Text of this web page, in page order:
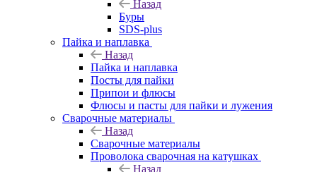
Назад
Буры
SDS-plus
Пайка и наплавка
Назад
Пайка и наплавка
Посты для пайки
Припои и флюсы
Флюсы и пасты для пайки и лужения
Сварочные материалы
Назад
Сварочные материалы
Проволока сварочная на катушках
Назад